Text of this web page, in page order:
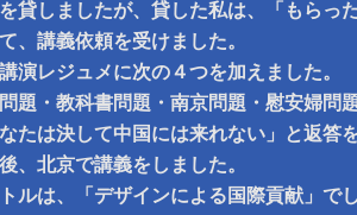
貸しましたが、貸した私は、「もらっ
、講義依頼を受けました。
演レジュメに次の４つを加えました。
題・教科書問題・南京問題・慰安婦問
なたは決して中国には来れない」と返答
、北京で講義をしました。
ルは、「デザインによる国際貢献」で